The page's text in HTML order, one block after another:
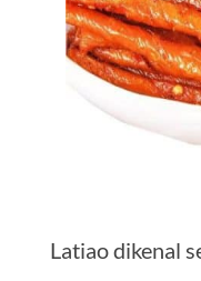
Latiao dikenal